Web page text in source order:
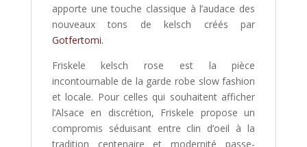
apporte une touche classique à l’audace des
nouveaux tons de kelsch créés par
Gotfertomi.
Friskele kelsch rose est la pièce
incontournable de la garde robe slow fashion
et locale. Pour celles qui souhaitent afficher
l’Alsace en discrétion, Friskele propose un
compromis séduisant entre clin d’oeil à la
tradition centenaire et modernité passe-